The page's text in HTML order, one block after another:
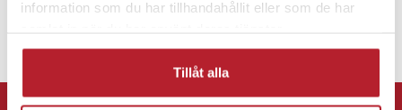
information som du har tillhandahållit eller som de har
Tillåt alla
Artikelnummer:API-111638⭐ 365 dagars öppet köp